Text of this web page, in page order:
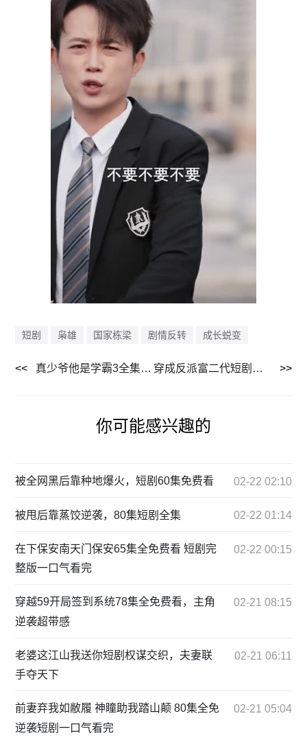
短剧 枭雄 国家栋梁 剧情反转 成长蜕变
真少爷他是学霸3全集在线看 60集短剧免费高清播放 穿成反派富二代短剧免费看，开局绑架女主，反派逆袭超爽
你可能感兴趣的
被全网黑后靠种地爆火，短剧60集免费看 02-22 02:10
被甩后靠蒸饺逆袭，80集短剧全集 02-22 01:14
在下保安南天门保安65集全免费看 短剧完
整版一口气看完
02-22 00:15
穿越59开局签到系统78集全免费看，主角
逆袭超带感
02-21 08:15
老婆这江山我送你短剧权谋交织，夫妻联
手夺天下
02-21 06:11
前妻弃我如敝履 神瞳助我踏山颠 80集全免
逆袭短剧一口气看完
02-21 05:04